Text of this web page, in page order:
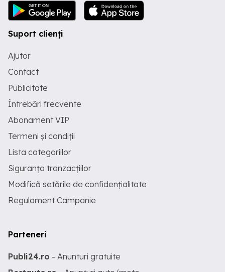
Suport clienți
Ajutor
Contact
Publicitate
Întrebări frecvente
Abonament VIP
Termeni și condiții
Lista categoriilor
Siguranța tranzacțiilor
Modifică setările de confidențialitate
Regulament Campanie
Parteneri
Publi24.ro - Anunturi gratuite